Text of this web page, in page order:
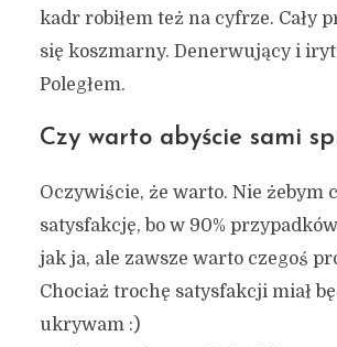
kadr robiłem też na cyfrze. Cały
się koszmarny. Denerwujący i
Poległem.
Czy warto abyście sami
Oczywiście, że warto. Nie żebym
satysfakcję, bo w 90%
jak ja, ale zawsze warto czegoś
Chociaż trochę satysfakcji miał
ukrywam :)